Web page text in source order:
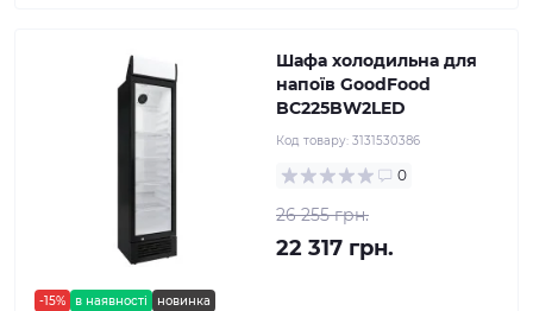
-15% в наявності новинка
Шафа холодильна для
напоїв GoodFood
BC225BW2LED
Код товару: 3131530386
0
26 255 грн.
22 317 грн.